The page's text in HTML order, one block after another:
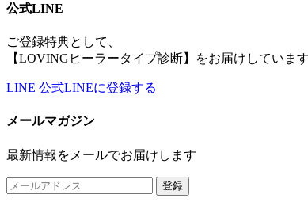
公式LINE
ご登録特典として、
【LOVINGヒーラータイプ診断】をお届けしています
LINE 公式LINEに登録する
メールマガジン
最新情報をメールでお届けします
登録